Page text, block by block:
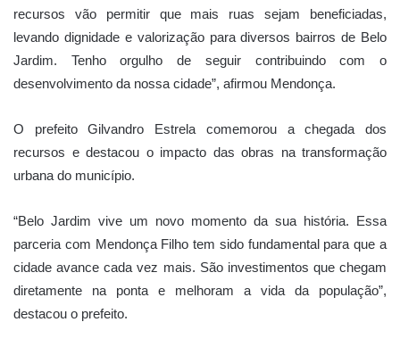
recursos vão permitir que mais ruas sejam beneficiadas,
levando dignidade e valorização para diversos bairros de Belo
Jardim. Tenho orgulho de seguir contribuindo com o
desenvolvimento da nossa cidade”, afirmou Mendonça.
O prefeito Gilvandro Estrela comemorou a chegada dos
recursos e destacou o impacto das obras na transformação
urbana do município.
“Belo Jardim vive um novo momento da sua história. Essa
parceria com Mendonça Filho tem sido fundamental para que a
cidade avance cada vez mais. São investimentos que chegam
diretamente na ponta e melhoram a vida da população”,
destacou o prefeito.